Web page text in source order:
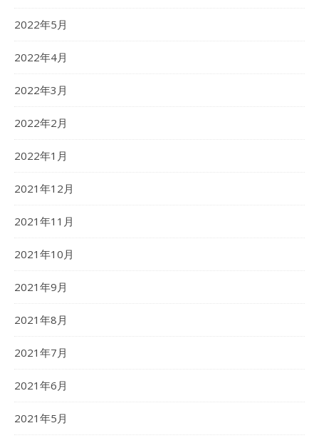
2022年5月
2022年4月
2022年3月
2022年2月
2022年1月
2021年12月
2021年11月
2021年10月
2021年9月
2021年8月
2021年7月
2021年6月
2021年5月